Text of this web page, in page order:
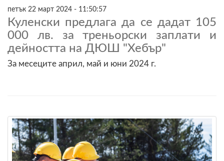
петък 22 март 2024 - 11:50:57
Куленски предлага да се дадат 105
000 лв. за треньорски заплати и
дейността на ДЮШ "Хебър"
За месеците април, май и юни 2024 г.